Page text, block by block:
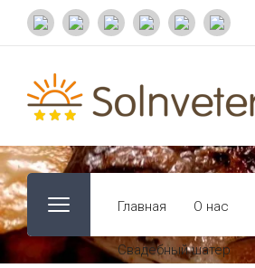
Главная О нас
Свадебный шатер